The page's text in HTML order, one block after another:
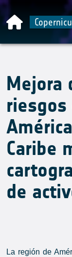
Mejora
Caribe
de
La región de